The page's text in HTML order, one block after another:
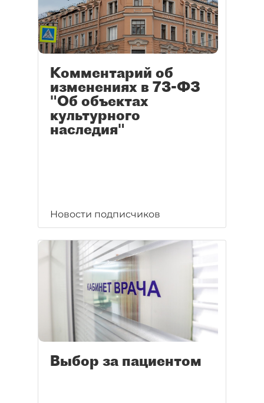
Комментарий об
изменениях в 73-ФЗ
"Об объектах
культурного
наследия"
Новости подписчиков
Выбор за пациентом